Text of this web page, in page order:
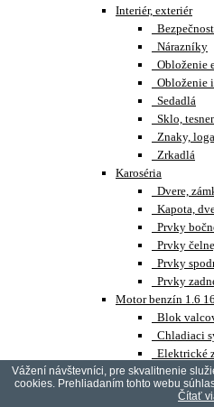
Vážení návštevníci, pre skvalitnenie
cookies. Prehliadaním tohto webu
Čítať
Interiér, exteriér
Nárazníky
Obloženie
Obloženie
Sedadlá
Sklo,
Znaky,
Zrkadlá
Karoséria
Dvere,
Kapota,
Prvky
Prvky
Prvky
Prvky
Motor benzín 1.6
Blok
Chladiaci
Elektrické
Hlava
Kľukový